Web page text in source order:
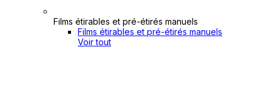
Films étirables et pré-étirés manuels
Films étirables et pré-étirés manuels
Voir tout